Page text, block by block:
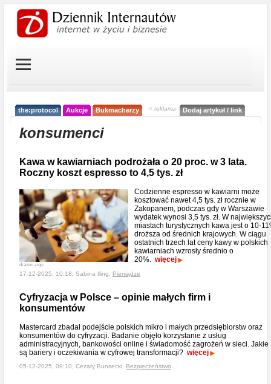
the:protocol Aukcje Bukmacherzy < reklama Dodaj artykuł / link
konsumenci
Kawa w kawiarniach podrożała o 20 proc. w 3 lata.
Roczny koszt espresso to 4,5 tys. zł
drazen zigic
Codzienne espresso w kawiarni może
kosztować nawet 4,5 tys. zł rocznie w
Zakopanem, podczas gdy w Warszawie
wydatek wynosi 3,5 tys. zł. W
miastach turystycznych kawa jest o 10-
droższa od średnich krajowych. W ciągu
ostatnich trzech lat ceny kawy w polskich
kawiarniach wzrosły średnio o
20%. więcej
17-12-2025, 10:18, Sabina Iling, Pieniądze
Cyfryzacja w Polsce – opinie małych firm i
konsumentów
Mastercard zbadał podejście polskich mikro i małych przedsiębiorstw oraz
konsumentów do cyfryzacji. Badanie objęło korzystanie z usług
administracyjnych, bankowości online i świadomość zagrożeń w sieci. Jakie
są bariery i oczekiwania w cyfrowej transformacji? więcej
05-12-2025, 09:10, Cezary Bunsecki, Bezpieczeństwo